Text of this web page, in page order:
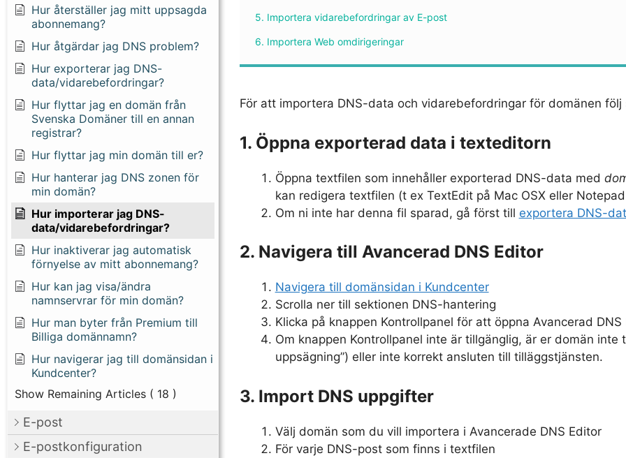
Hur återställer jag mitt uppsagda
abonnemang?
Hur åtgärdar jag DNS problem?
Hur exporterar jag DNS-
data/vidarebefordringar?
Hur flyttar jag en domän från
Svenska Domäner till en annan
registrar?
Hur flyttar jag min domän till er?
Hur hanterar jag DNS zonen för
min domän?
Hur importerar jag DNS-
data/vidarebefordringar?
Hur inaktiverar jag automatisk
förnyelse av mitt abonnemang?
Hur kan jag visa/ändra
namnservrar för min domän?
Hur man byter från Premium till
Billiga domännamn?
Hur navigerar jag till domänsidan i
Kundcenter?
Show Remaining Articles ( 18 )
E-post
E-postkonfiguration
5. Importera vidarebefordringar av E-post
6. Importera Web omdirigeringar
För att importera DNS-data och vidarebefordringar för domänen följ
1. Öppna exporterad data i texteditorn
Öppna textfilen som innehåller exporterad DNS-data med
kan redigera textfilen (t ex TextEdit på Mac OSX eller
Om ni inte har denna fil sparad, gå först till exportera DNS-
2. Navigera till Avancerad DNS Editor
Navigera till domänsidan i Kundcenter
Scrolla ner till sektionen DNS-hantering
Klicka på knappen Kontrollpanel för att öppna Avancerad DNS
Om knappen Kontrollpanel inte är tillgänglig, är er domän inte
uppsägning”) eller inte korrekt ansluten till tilläggstjänsten.
3. Import DNS uppgifter
Välj domän som du vill importera i Avancerade DNS Editor
För varje DNS-post som finns i textfilen